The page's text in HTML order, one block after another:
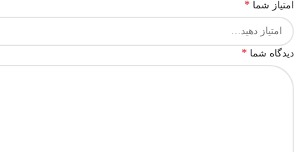
امتیاز شما *
دیدگاه شما *